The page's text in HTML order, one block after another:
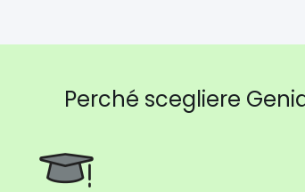
Perché scegliere